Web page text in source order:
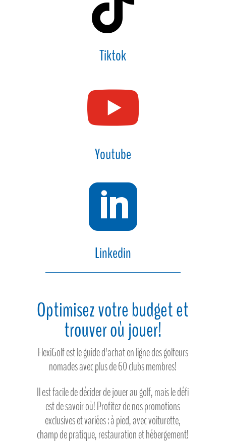
Tiktok

Youtube

Linkedin
Optimisez votre budget et
trouver où jouer!
FlexiGolf est le guide d'achat en ligne des golfeurs
nomades avec plus de 60 clubs membres!
Il est facile de décider de jouer au golf, mais le défi
est de savoir où! Profitez de nos promotions
exclusives et variées : à pied, avec voiturette,
champ de pratique, restauration et hébergement!